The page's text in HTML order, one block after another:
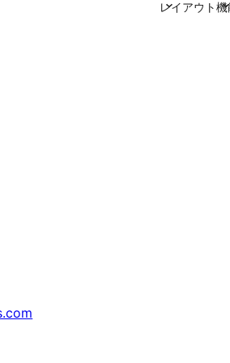
レイアウト機